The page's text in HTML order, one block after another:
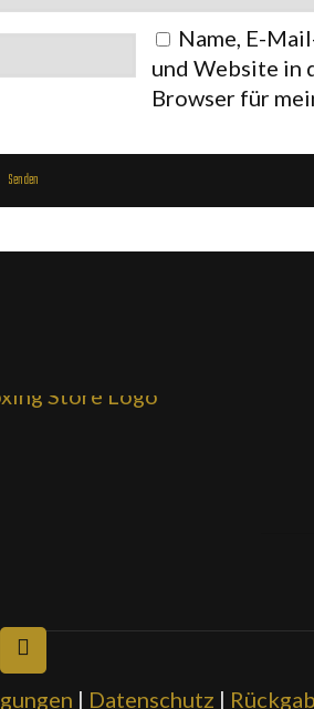
Name, E-
und Website in
Browser für
| Datenschutz |